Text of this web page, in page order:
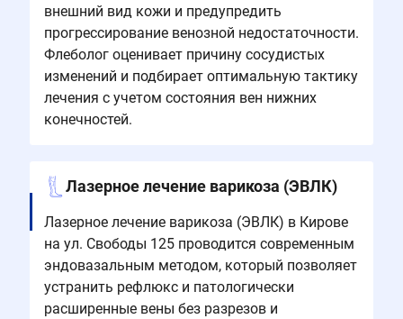
внешний вид кожи и предупредить
прогрессирование венозной недостаточности.
Флеболог оценивает причину сосудистых
изменений и подбирает оптимальную тактику
лечения с учетом состояния вен нижних
конечностей.
Лазерное лечение варикоза (ЭВЛК)
Лазерное лечение варикоза (ЭВЛК) в Кирове
на ул. Свободы 125 проводится современным
эндовазальным методом, который позволяет
устранить рефлюкс и патологически
расширенные вены без разрезов и